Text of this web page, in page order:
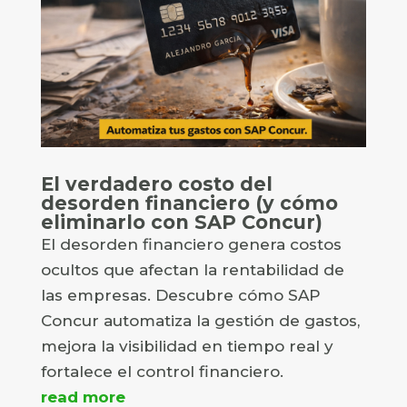
El verdadero costo del
desorden financiero (y cómo
eliminarlo con SAP Concur)
El desorden financiero genera costos
ocultos que afectan la rentabilidad de
las empresas. Descubre cómo SAP
Concur automatiza la gestión de gastos,
mejora la visibilidad en tiempo real y
fortalece el control financiero.
read more